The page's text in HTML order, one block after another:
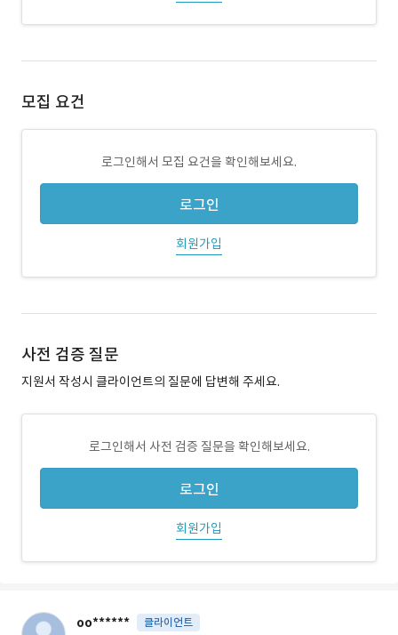
모집 요건
로그인해서 모집 요건을 확인해보세요.
로그인
회원가입
사전 검증 질문
지원서 작성시 클라이언트의 질문에 답변해 주세요.
로그인해서 사전 검증 질문을 확인해보세요.
로그인
회원가입
oo****** 클라이언트